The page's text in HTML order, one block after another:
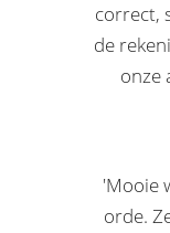
correct,
de
onze
'Mooie
orde.